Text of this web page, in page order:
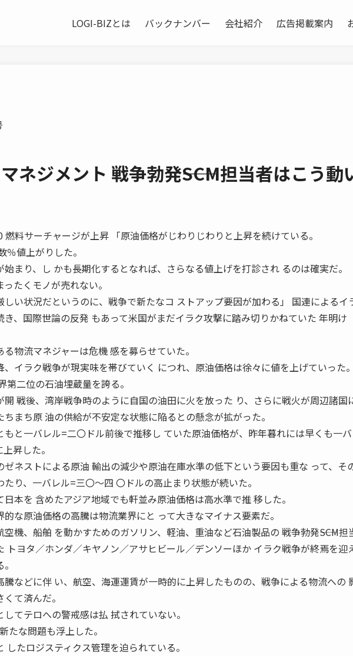
LOGI-BIZとは バックナンバー 会社紹介 広告掲載案内
ネジメント 戦争勃発――SCM担当者はこう動
燃料サーチャージが上昇 「原油価格がじわりじわりと上昇を続けている。
％値上がりした。
始まり、し かも長期化するとなれば、さらなる値上げを打診され るのは確実だ。
たくモノが売れない。
しい状況だというのに、戦争で新たなコ ストアップ要因が加わる」 国連によるイ
き、国際世論の反発 もあって米国がまだイラク攻撃に踏み切りかねていた 年明け
る物流マネジャーは危機 感を募らせていた。
、イラク戦争が現実味を帯びていく につれ、原油価格は徐々に値を上げていった。
第二位の石油埋蔵量を誇る。
開 戦後、湾岸戦争時のように自国の油田に火を放った り、さらに戦火が周辺諸国
ちまち原 油の供給が不安定な状態に陥るとの懸念が拡がった。
もと一バレル=二〇ドル前後で推移し ていた原油価格が、昨年暮れには早くも一
昇した。
ゼネストによる原油 輸出の減少や原油在庫水準の低下という要因も重な って、そ
り、一バレル=三〇〜四 〇ドルの高止まり状態が続いた。
日本を 含めたアジア地域でも軒並み原油価格は高水準で推 移した。
的な原油価格の高騰は物流業界にと って大きなマイナス要素だ。
空機、船舶 を動かすためのガソリン、軽油、重油など石油製品の 戦争勃発――SCM担
トヨタ／ホンダ／キヤノン／アサヒビール／デンソーほか イラク戦争が終焉を迎
騰などに伴 い、航空、海運運賃が一時的に上昇したものの、戦争による物流への
て済んだ。
してテロへの警戒感は払 拭されていない。
たな問題も浮上した。
したロジスティクス管理を迫られている。